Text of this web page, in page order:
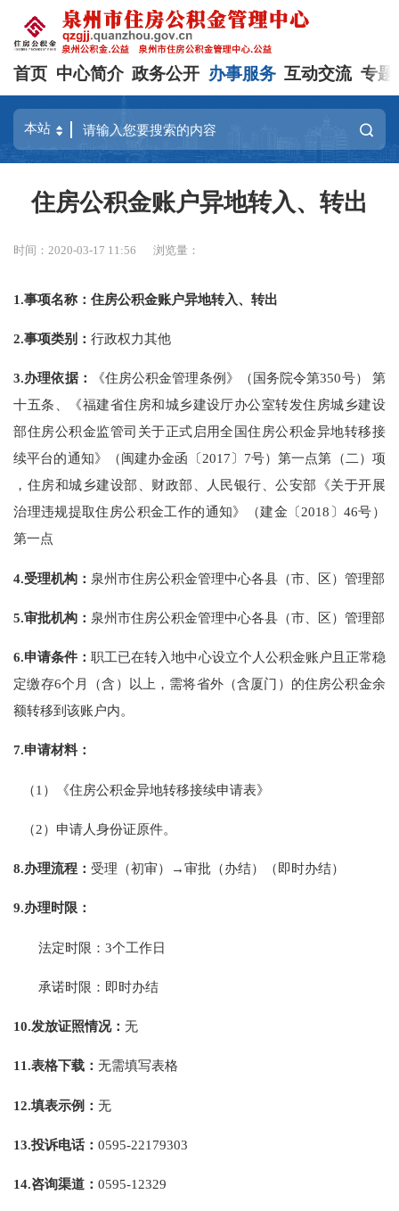
首页 中心简介 政务公开 办事服务 互动交流 专题
住房公积金账户异地转入、转出
时间：2020-03-17 11:56 浏览量：
1.事项名称：住房公积金账户异地转入、转出
2.事项类别：行政权力其他
3.办理依据：
《住房公积金管理条例》（国务院令第350号） 第
十五条、《福建省住房和城乡建设厅办公室转发住房城乡建设
部住房公积金监管司关于正式启用全国住房公积金异地转移接
续平台的通知》（闽建办金函〔2017〕7号）第一点第（二）项
，住房和城乡建设部、财政部、人民银行、公安部《关于开展
治理违规提取住房公积金工作的通知》（建金〔2018〕46号）
第一点
4.受理机构： 泉州市住房公积金管理中心各县（市、区）管理部
5.审批机构： 泉州市住房公积金管理中心各县（市、区）管理部
6.申请条件：职工已在转入地中心设立个人公积金账户且正常稳
定缴存6个月（含）以上，需将省外（含厦门）的住房公积金余
额转移到该账户内。
7.申请材料：
（1）《住房公积金异地转移接续申请表》
（2）申请人身份证原件。
8.办理流程： 受理（初审）→审批（办结）（即时办结）
9.办理时限：
法定时限：3个工作日
承诺时限：即时办结
10.发放证照情况：无
11.表格下载：无需填写表格
12.填表示例：无
13.投诉电话：0595-22179303
14.咨询渠道：0595-12329